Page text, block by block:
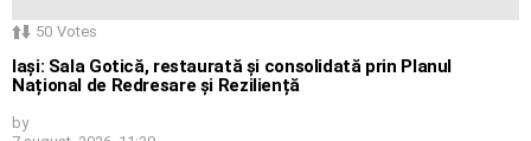
50 Votes
Iași: Sala Gotică, restaurată și consolidată prin Planul
Național de Redresare și Reziliență
by